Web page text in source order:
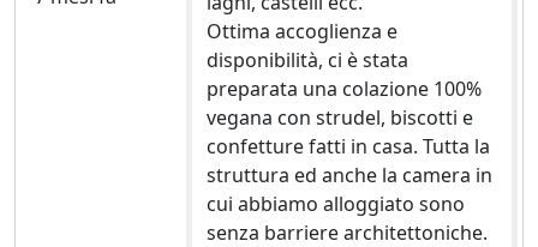
Ottima accoglienza e
disponibilità, ci è stata
preparata una colazione 100%
vegana con strudel, biscotti e
confetture fatti in casa. Tutta la
struttura ed anche la camera in
cui abbiamo alloggiato sono
senza barriere architettoniche.